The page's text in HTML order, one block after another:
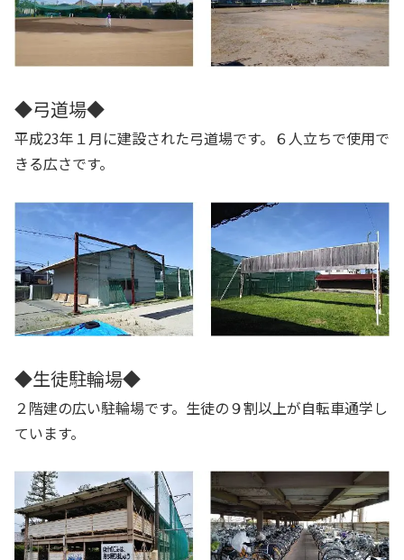
◆弓道場◆
平成23年１月に建設された弓道場です。６人立ちで使用で
きる広さです。
◆生徒駐輪場◆
２階建の広い駐輪場です。生徒の９割以上が自転車通学し
ています。